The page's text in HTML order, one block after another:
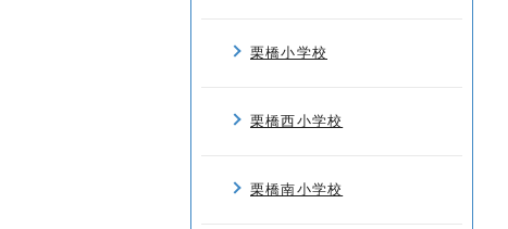
栗橋小学校
栗橋西小学校
栗橋南小学校